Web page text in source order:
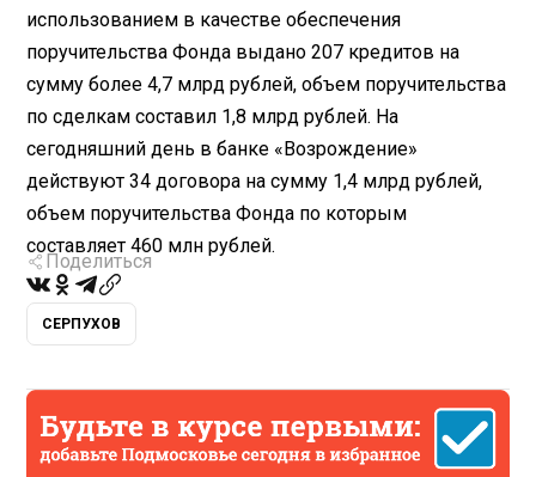
использованием в качестве обеспечения
поручительства Фонда выдано 207 кредитов на
сумму более 4,7 млрд рублей, объем поручительства
по сделкам составил 1,8 млрд рублей. На
сегодняшний день в банке «Возрождение»
действуют 34 договора на сумму 1,4 млрд рублей,
объем поручительства Фонда по которым
составляет 460 млн рублей.
Поделиться
СЕРПУХОВ